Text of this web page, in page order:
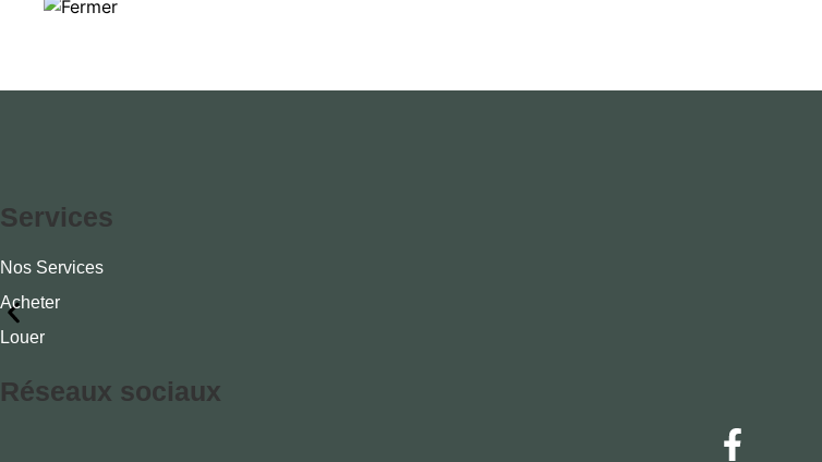
Services
Nos Services
Acheter
Louer
Réseaux sociaux